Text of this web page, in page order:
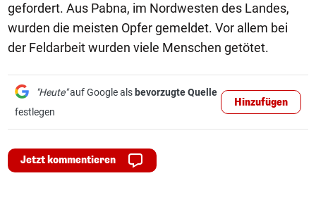
gefordert. Aus Pabna, im Nordwesten des Landes,
wurden die meisten Opfer gemeldet. Vor allem bei
der Feldarbeit wurden viele Menschen getötet.
"Heute"auf Google als bevorzugte Quelle
festlegen
Hinzufügen
Jetzt kommentieren